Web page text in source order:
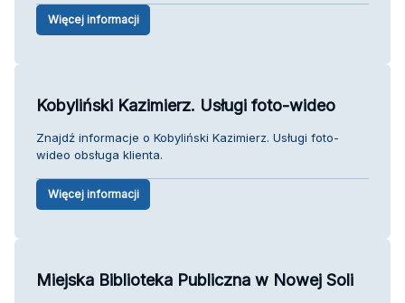
Więcej informacji
Kobyliński Kazimierz. Usługi foto-wideo
Znajdź informacje o Kobyliński Kazimierz. Usługi foto-
wideo obsługa klienta.
Więcej informacji
Miejska Biblioteka Publiczna w Nowej Soli